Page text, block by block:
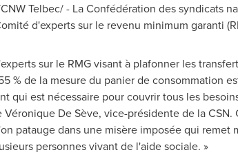
Telbec/ - La Confédération des syndicats
d'experts sur le revenu minimum garanti
sur le RMG visant à plafonner les
% de la mesure du panier de consommation
qui est nécessaire pour couvrir tous les
De Sève, vice-présidente de la
patauge dans une misère imposée qui
personnes vivant de l'aide sociale. »